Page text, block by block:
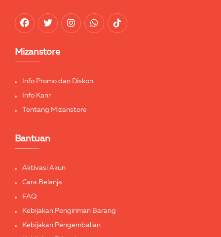
Mizanstore
Info Promo dan Diskon
Info Karir
Tentang Mizanstore
Bantuan
Aktivasi Akun
Cara Belanja
FAQ
Kebijakan Pengiriman Barang
Kebijakan Pengembalian